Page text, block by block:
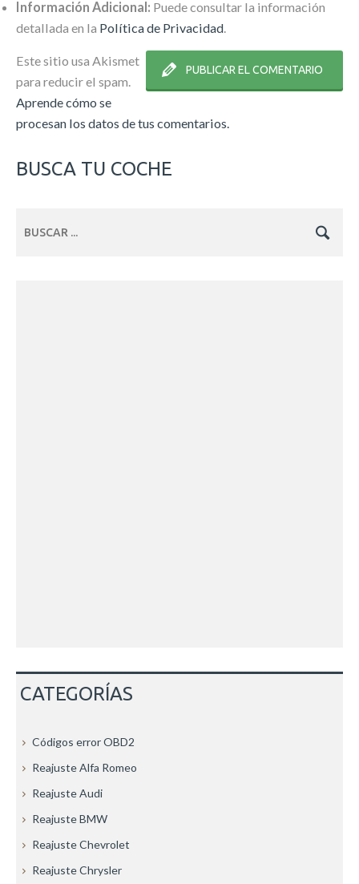
Información Adicional: Puede consultar la información
detallada en la Política de Privacidad.
Este sitio usa Akismet
para reducir el spam.
Aprende cómo se
procesan los datos de tus comentarios.
BUSCA TU COCHE
CATEGORÍAS
Códigos error OBD2
Reajuste Alfa Romeo
Reajuste Audi
Reajuste BMW
Reajuste Chevrolet
Reajuste Chrysler